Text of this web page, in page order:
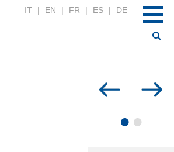
IT | EN | FR | ES | DE
••